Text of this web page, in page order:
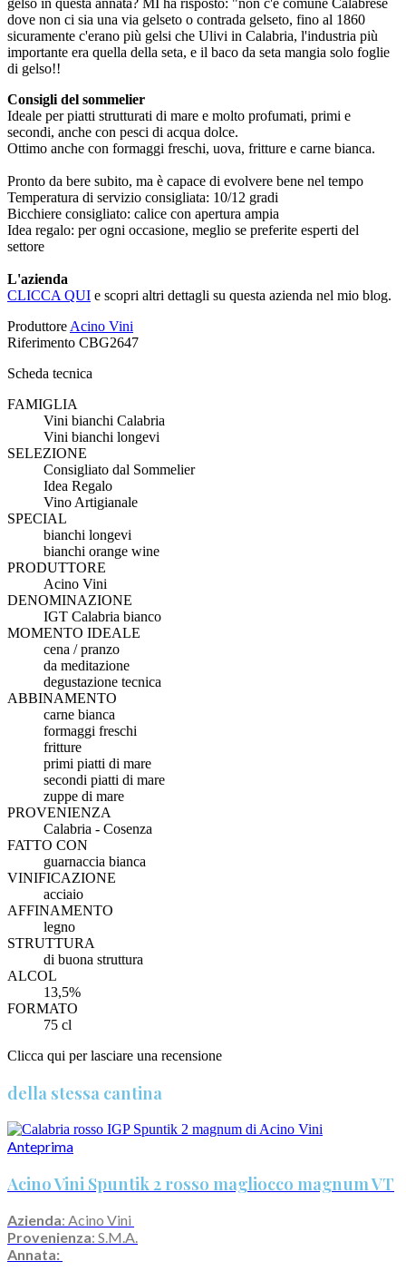
gelso in questa annata? MI ha risposto: "non c'è comune Calabrese
dove non ci sia una via gelseto o contrada gelseto, fino al 1860
sicuramente c'erano più gelsi che Ulivi in Calabria, l'industria più
importante era quella della seta, e il baco da seta mangia solo foglie
di gelso!!
Consigli del sommelier
Ideale per piatti strutturati di mare e molto profumati, primi e
secondi, anche con pesci di acqua dolce.
Ottimo anche con formaggi freschi, uova, fritture e carne bianca.
Pronto da bere subito, ma è capace di evolvere bene nel tempo
Temperatura di servizio consigliata: 10/12 gradi
Bicchiere consigliato: calice con apertura ampia
Idea regalo: per ogni occasione, meglio se preferite esperti del
settore
L'azienda
CLICCA QUI e scopri altri dettagli su questa azienda nel mio blog.
ProduttoreAcino Vini
Riferimento CBG2647
Scheda tecnica
FAMIGLIA
Vini bianchi Calabria
Vini bianchi longevi
SELEZIONE
Consigliato dal Sommelier
Idea Regalo
Vino Artigianale
SPECIAL
bianchi longevi
bianchi orange wine
PRODUTTORE
Acino Vini
DENOMINAZIONE
IGT Calabria bianco
MOMENTO IDEALE
cena / pranzo
da meditazione
degustazione tecnica
ABBINAMENTO
carne bianca
formaggi freschi
fritture
primi piatti di mare
secondi piatti di mare
zuppe di mare
PROVENIENZA
Calabria - Cosenza
FATTO CON
guarnaccia bianca
VINIFICAZIONE
acciaio
AFFINAMENTO
legno
STRUTTURA
di buona struttura
ALCOL
13,5%
FORMATO
75 cl
Clicca qui per lasciare una recensione
della stessa cantina
Anteprima
Acino Vini Spuntik 2 rosso magliocco magnum VT
Azienda: Acino Vini
Provenienza: S.M.A.
Annata: